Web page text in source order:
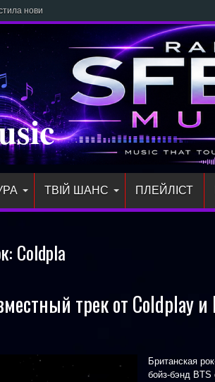
новий сингл «злітай»
ТВІЙ ШАНС ПЛЕЙЛIСТ
Coldpla
трек от Coldplay
Британская
бойз-бэнд BTS